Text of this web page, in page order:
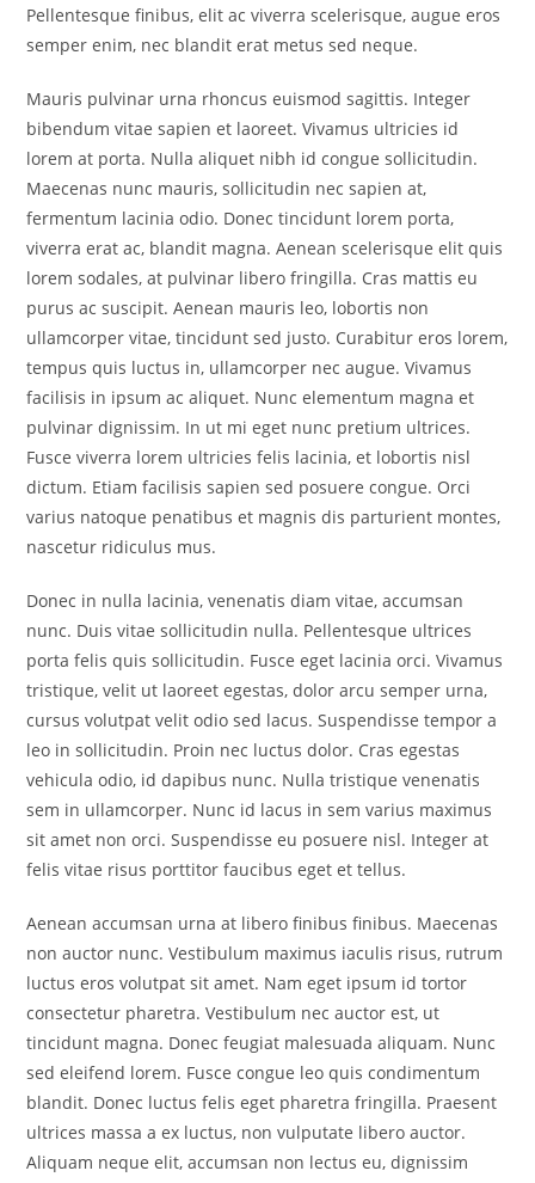
Pellentesque finibus, elit ac viverra scelerisque, augue eros
semper enim, nec blandit erat metus sed neque.
Mauris pulvinar urna rhoncus euismod sagittis. Integer
bibendum vitae sapien et laoreet. Vivamus ultricies id
lorem at porta. Nulla aliquet nibh id congue sollicitudin.
Maecenas nunc mauris, sollicitudin nec sapien at,
fermentum lacinia odio. Donec tincidunt lorem porta,
viverra erat ac, blandit magna. Aenean scelerisque elit quis
lorem sodales, at pulvinar libero fringilla. Cras mattis eu
purus ac suscipit. Aenean mauris leo, lobortis non
ullamcorper vitae, tincidunt sed justo. Curabitur eros lorem,
tempus quis luctus in, ullamcorper nec augue. Vivamus
facilisis in ipsum ac aliquet. Nunc elementum magna et
pulvinar dignissim. In ut mi eget nunc pretium ultrices.
Fusce viverra lorem ultricies felis lacinia, et lobortis nisl
dictum. Etiam facilisis sapien sed posuere congue. Orci
varius natoque penatibus et magnis dis parturient montes,
nascetur ridiculus mus.
Donec in nulla lacinia, venenatis diam vitae, accumsan
nunc. Duis vitae sollicitudin nulla. Pellentesque ultrices
porta felis quis sollicitudin. Fusce eget lacinia orci. Vivamus
tristique, velit ut laoreet egestas, dolor arcu semper urna,
cursus volutpat velit odio sed lacus. Suspendisse tempor a
leo in sollicitudin. Proin nec luctus dolor. Cras egestas
vehicula odio, id dapibus nunc. Nulla tristique venenatis
sem in ullamcorper. Nunc id lacus in sem varius maximus
sit amet non orci. Suspendisse eu posuere nisl. Integer at
felis vitae risus porttitor faucibus eget et tellus.
Aenean accumsan urna at libero finibus finibus. Maecenas
non auctor nunc. Vestibulum maximus iaculis risus, rutrum
luctus eros volutpat sit amet. Nam eget ipsum id tortor
consectetur pharetra. Vestibulum nec auctor est, ut
tincidunt magna. Donec feugiat malesuada aliquam. Nunc
sed eleifend lorem. Fusce congue leo quis condimentum
blandit. Donec luctus felis eget pharetra fringilla. Praesent
ultrices massa a ex luctus, non vulputate libero auctor.
Aliquam neque elit, accumsan non lectus eu, dignissim